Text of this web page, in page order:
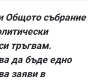
Общото събрание
тръгвам.
да бъде едно
заяви в